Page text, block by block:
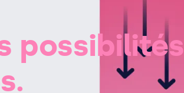
possibilités